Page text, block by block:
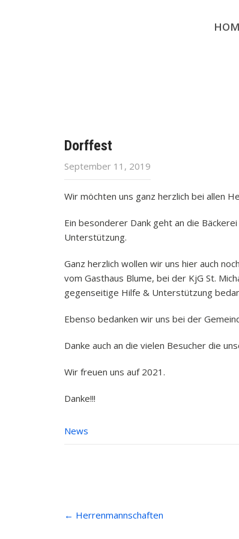
Dorffest
September 11, 2019
Wir möchten uns ganz herzlich bei allen
Ein besonderer Dank geht an die
Unterstützung.
Ganz herzlich wollen wir uns hier auch
vom Gasthaus Blume, bei der KjG St.
gegenseitige Hilfe & Unterstützung
Ebenso bedanken wir uns bei der
Danke auch an die vielen Besucher die
Wir freuen uns auf 2021.
Danke!!!
News
navigation
← Herrenmannschaften